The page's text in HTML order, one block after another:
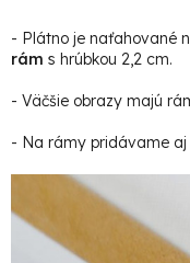
- Plátno je naťahované
rám s hrúbkou 2,2 cm.
- Väčšie obrazy majú
- Na rámy pridávame aj